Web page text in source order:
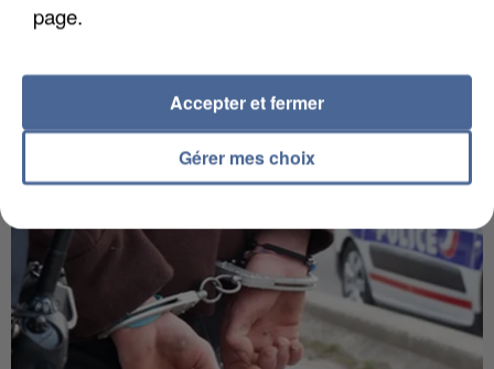
MAFIA INTERPELLÉ EN ALGÉRIE
page.
Gérer mes choix
Accepter et fermer